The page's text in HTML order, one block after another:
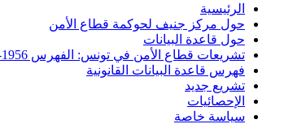
الرئيسية
حول مركز جنيف لحوكمة قطاع الأمن
حول قاعدة البيانات
تشريعات قطاع الأمن في تونس: الفهرس 1956-2011
فهرس قاعدة البيانات القانونية
تشريع جديد
الإحصائيات
سياسة خاصة